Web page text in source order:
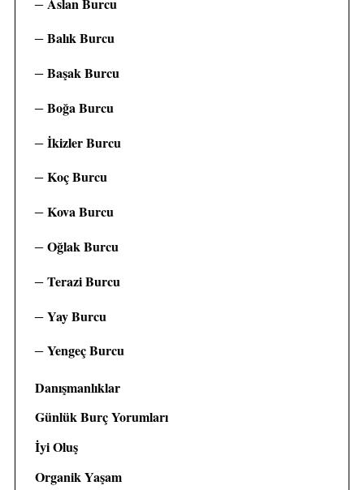
Balık Burcu
Başak Burcu
Boğa Burcu
İkizler Burcu
Koç Burcu
Kova Burcu
Oğlak Burcu
Terazi Burcu
Yay Burcu
Yengeç Burcu
Danışmanlıklar
Günlük Burç Yorumları
İyi Oluş
Organik Yaşam